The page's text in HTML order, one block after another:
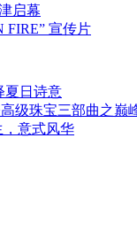
启幕
FIRE” 宣传片
夏日诗意
级珠宝三部曲之巅
意式风华